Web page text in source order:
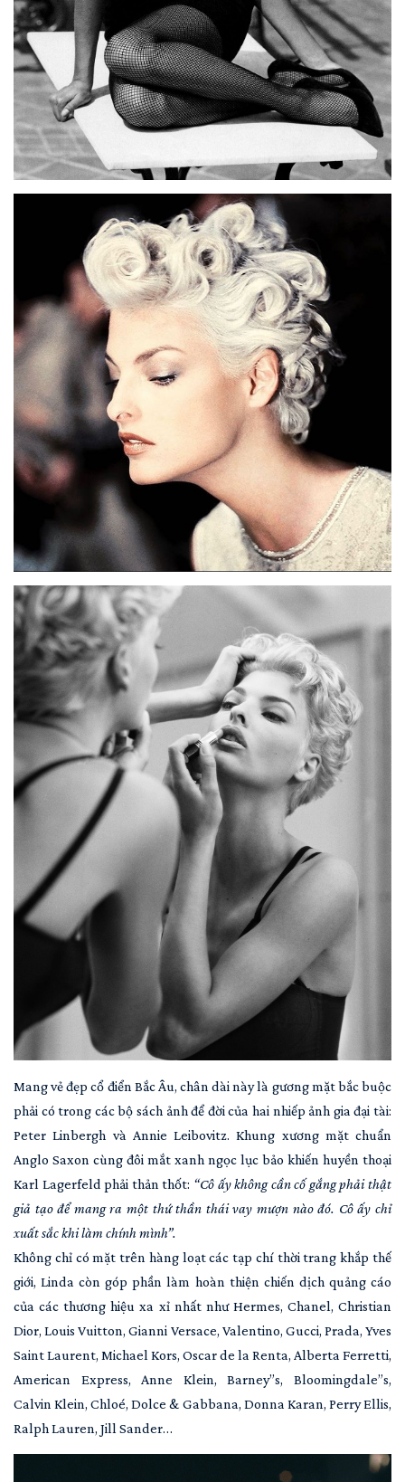
Mang vẻ đẹp cổ điển Bắc Âu, chân dài này là gương mặt bắc buộc
phải có trong các bộ sách ảnh để đời của hai nhiếp ảnh gia đại tài:
Peter Linbergh và Annie Leibovitz. Khung xương mặt chuẩn
Anglo Saxon cùng đôi mắt xanh ngọc lục bảo khiến huyền thoại
Karl Lagerfeld phải thản thốt: “Cô ấy không cần cố gắng phải thật
giả tạo để mang ra một thứ thần thái vay mượn nào đó. Cô ấy chỉ
xuất sắc khi làm chính mình”.
Không chỉ có mặt trên hàng loạt các tạp chí thời trang khắp thế
giới, Linda còn góp phần làm hoàn thiện chiến dịch quảng cáo
của các thương hiệu xa xỉ nhất như Hermes, Chanel, Christian
Dior, Louis Vuitton, Gianni Versace, Valentino, Gucci, Prada, Yves
Saint Laurent, Michael Kors, Oscar de la Renta, Alberta Ferretti,
American Express, Anne Klein, Barney”s, Bloomingdale”s,
Calvin Klein, Chloé, Dolce & Gabbana, Donna Karan, Perry Ellis,
Ralph Lauren, Jill Sander…